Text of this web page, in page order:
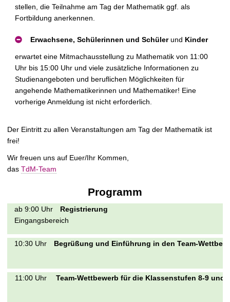
stellen, die Teilnahme am Tag der Mathematik ggf. als
Fortbildung anerkennen.
Erwachsene, Schülerinnen und Schülerund Kinder
erwartet eine Mitmachausstellung zu Mathematik von 11:00
Uhr bis 15:00 Uhr und viele zusätzliche Informationen zu
Studienangeboten und beruflichen Möglichkeiten für
angehende Mathematikerinnen und Mathematiker! Eine
vorherige Anmeldung ist nicht erforderlich.
Der Eintritt zu allen Veranstaltungen am Tag der Mathematik ist
frei!
Wir freuen uns auf Euer/Ihr Kommen,
das TdM-Team
Programm
ab 9:00 Uhr
Registrierung
Eingangsbereich
10:30 Uhr Begrüßung und Einführung in den Team-
11:00 Uhr Team-Wettbewerb für die Klassenstufen 8-9 und